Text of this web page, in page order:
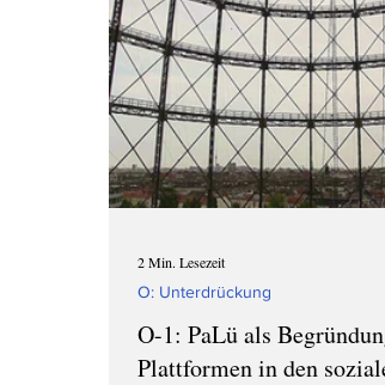
K: Resonanzfrequenzen
P: Sexuelle Übergriffe
O-1: PaLü als
Plattformen in den
O: Unterdrückung
2 Min. Lesezeit